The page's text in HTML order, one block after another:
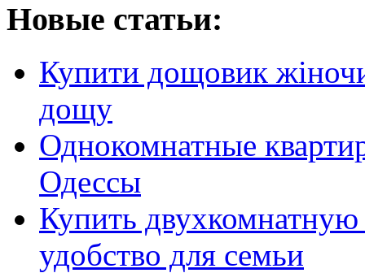
Новые статьи:
Купити дощовик
дощу
Однокомнатные
Одессы
Купить
удобство для семьи